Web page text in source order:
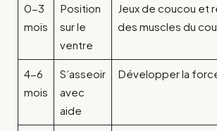
0-3
mois
Position
sur le
ventre
Jeux de coucou et
des muscles du cou.
4-6
mois
S’asseoir
avec
aide
Développer la